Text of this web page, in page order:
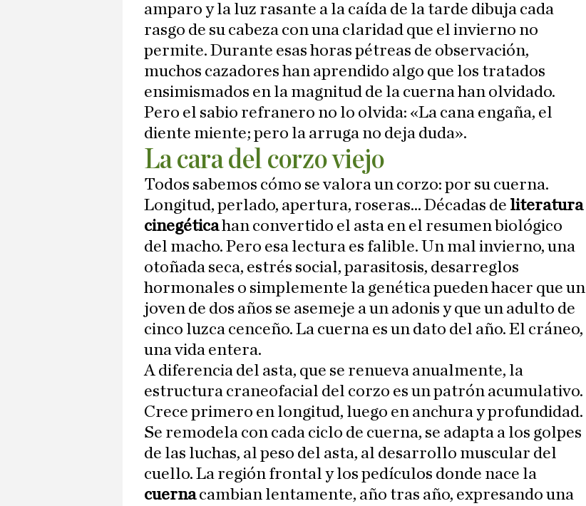
amparo y la luz rasante a la caída de la tarde dibuja cada
rasgo de su cabeza con una claridad que el invierno no
permite. Durante esas horas pétreas de observación,
muchos cazadores han aprendido algo que los tratados
ensimismados en la magnitud de la cuerna han olvidado.
Pero el sabio refranero no lo olvida: «La cana engaña, el
diente miente; pero la arruga no deja duda».
La cara del corzo viejo
Todos sabemos cómo se valora un corzo: por su cuerna.
Longitud, perlado, apertura, roseras... Décadas de literatura
cinegéticahan convertido el asta en el resumen biológico
del macho. Pero esa lectura es falible. Un mal invierno, una
otoñada seca, estrés social, parasitosis, desarreglos
hormonales o simplemente la genética pueden hacer que un
joven de dos años se asemeje a un adonis y que un adulto de
cinco luzca cenceño. La cuerna es un dato del año. El cráneo,
una vida entera.
A diferencia del asta, que se renueva anualmente, la
estructura craneofacial del corzo es un patrón acumulativo.
Crece primero en longitud, luego en anchura y profundidad.
Se remodela con cada ciclo de cuerna, se adapta a los golpes
de las luchas, al peso del asta, al desarrollo muscular del
cuello. La región frontal y los pedículos donde nace la
cuernacambian lentamente, año tras año, expresando una